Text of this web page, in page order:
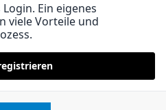
Ein eigenes
viele Vorteile und